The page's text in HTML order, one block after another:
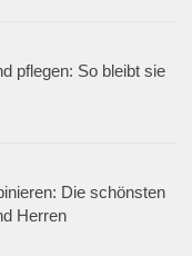
pflegen: So bleibt sie
Die schönsten
Herren